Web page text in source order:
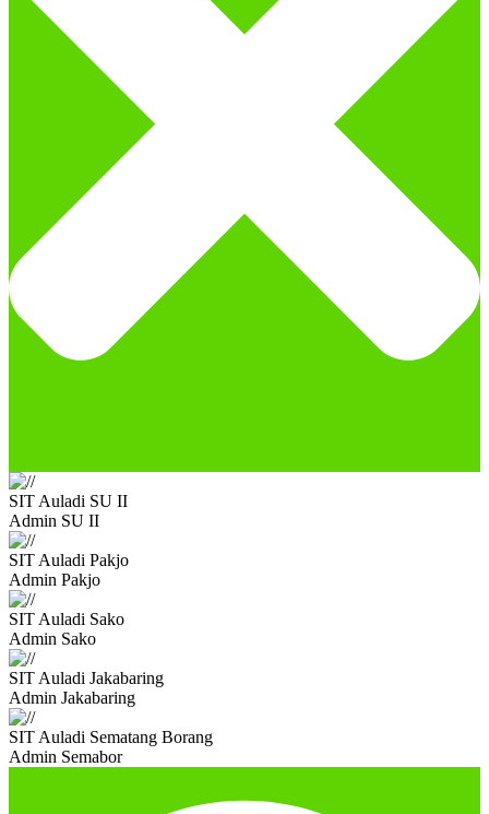
SIT Auladi SU II
Admin SU II
SIT Auladi Pakjo
Admin Pakjo
SIT Auladi Sako
Admin Sako
SIT Auladi Jakabaring
Admin Jakabaring
SIT Auladi Sematang Borang
Admin Semabor